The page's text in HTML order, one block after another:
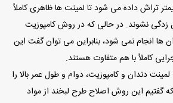
ها حدود 1 تا 2 میلیمتر تراش داده می شود تا لمینت ها ظاهری کاملاً
زدگی نشوند. در حالی که در روش کامپوزیت
ها انجام نمی شود، بنابراین می توان گفت این
کاملاً با هم متفاوت هستند.
دندان و کامپوزیت، دوام و طول عمر بالا را
گفتیم این روش اصلاح طرح لبخند از مواد